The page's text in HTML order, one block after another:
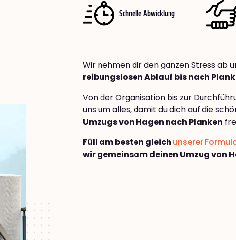
Schnelle Abwicklung
Wir nehmen dir den ganzen Stress ab
reibungslosen Ablauf bis nach
Von der Organisation bis zur
uns um alles, damit du dich auf die
Umzugs von Hagen nach Planken
Füll am besten gleich unserer
wir gemeinsam deinen Umzug von